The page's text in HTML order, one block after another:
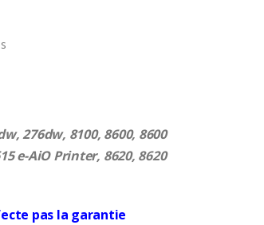
276dw, 8100, 8600, 8600
e-AiO Printer, 8620, 8620
pas la garantie